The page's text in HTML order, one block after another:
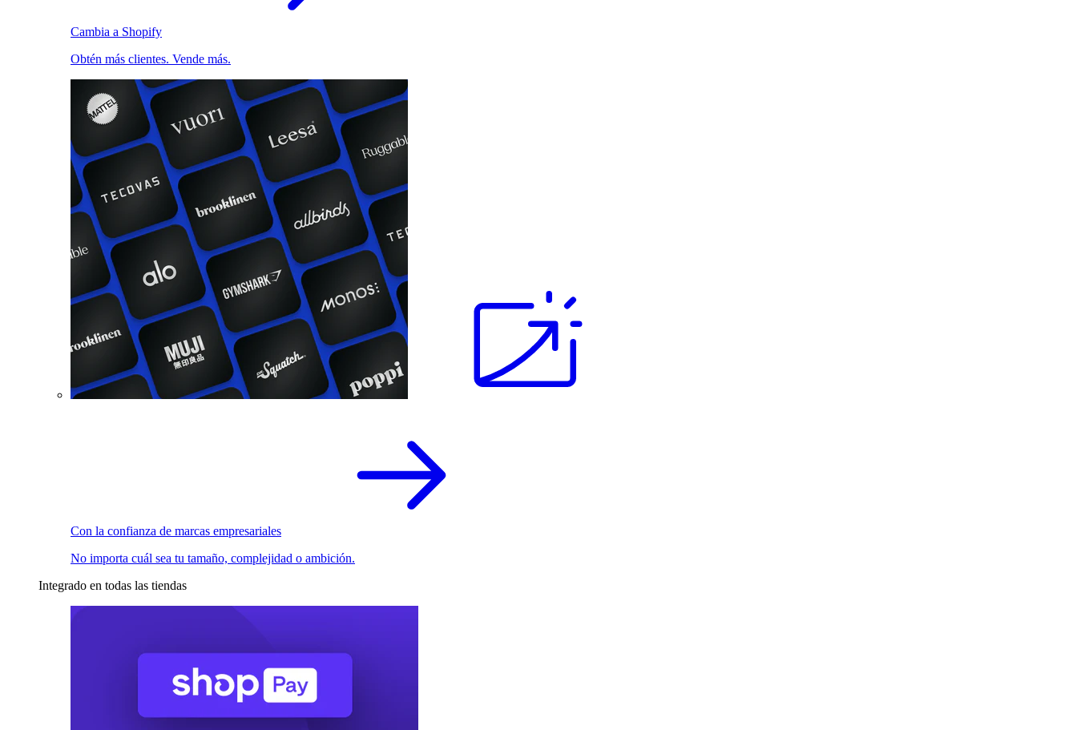
Cambia a Shopify
Obtén más clientes. Vende más.
Con la confianza de marcas empresariales
No importa cuál sea tu tamaño, complejidad o ambición.
Integrado en todas las tiendas